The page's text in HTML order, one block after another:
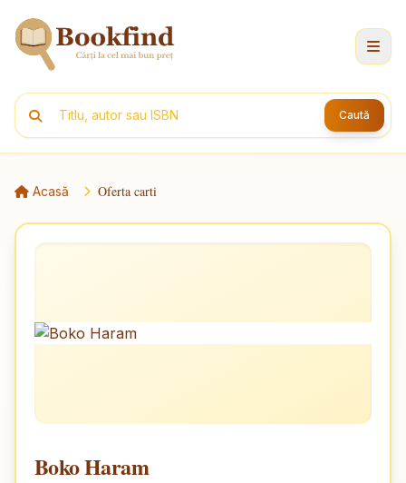
Caută
Acasă Oferta carti
Boko Haram